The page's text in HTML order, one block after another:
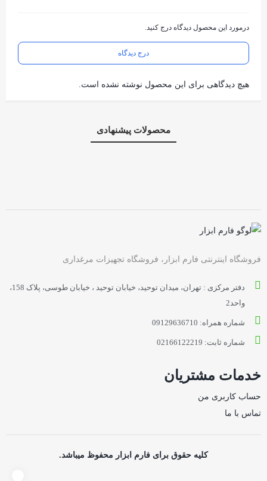
درمورد این محصول دیدگاه درج کنید.
درج دیدگاه
هیچ دیدگاهی برای این محصول نوشته نشده است.
محصولات پیشنهادی
فروشگاه اینترنتی فارم ابزار، فروشگاه تجهیزات مرغداری
دفتر مرکزی : تهران، میدان توحید، خیابان توحید ، خیابان طوسی، پلاک 158،
واحد2
شماره همراه: 09129636710
شماره ثابت: 02166122219
خدمات مشتریان
حساب کاربری من
تماس با ما
کلیه حقوق برای فارم ابزار محفوظ میباشد.